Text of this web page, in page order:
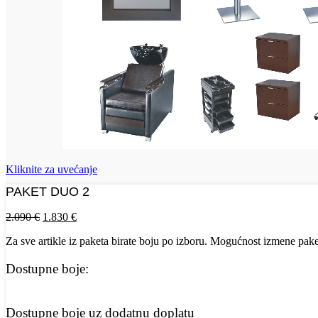
Kliknite za uvećanje
PAKET DUO 2
2.090€ Originalna
je
2.090 €.
1.830 €Trenutna
je:
Za sve artikle iz paketa birate boju po izboru. Mogućnost izmene
Dostupne boje:
Dostupne boje uz dodatnu doplatu